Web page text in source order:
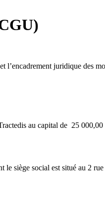
l’encadrement juridique des
au capital de 25
le siège social est situé au